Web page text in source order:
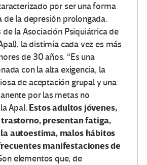
por ser una forma
de la depresión prolongada.
de la Asociación Psiquiátrica de
la distimia cada vez es más
de 30 años. “Es una
con la alta exigencia, la
de aceptación grupal y una
por las metas no
Apal. Estos adultos jóvenes,
presentan fatiga,
autoestima, malos hábitos
manifestaciones de
elementos que, de